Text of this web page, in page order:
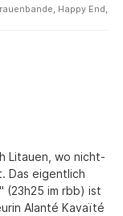
, Happy End,
Litauen, wo nicht-
Das eigentlich
(23h25 im rbb) ist
Alanté Kavaïté